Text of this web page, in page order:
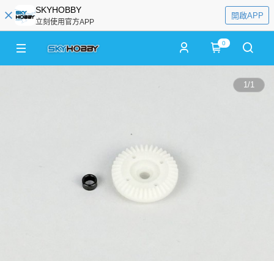
SKYHOBBY
立刻使用官方APP
開啟APP
0
1/1